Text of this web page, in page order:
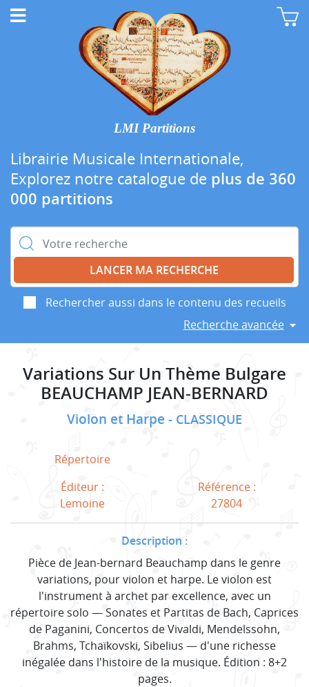
LMI Partitions
Librairie Musicale Internationale,
Explorez notre catalogue de plus de 360
000 partitions
Rechercher :
Rechercher aussi dans le contenu des recueils
Recherche avancée
Variations Sur Un Thème Bulgare
BEAUCHAMP JEAN-BERNARD
Violon et Harpe CLASSIQUE
Répertoire
Éditeur :
Lemoine
Référence :
27804
Description :
Pièce de Jean-bernard Beauchamp dans le genre
variations, pour violon et harpe. Le violon est
l'instrument à archet par excellence, avec un
répertoire solo — Sonates et Partitas de Bach, Caprices
de Paganini, Concertos de Vivaldi, Mendelssohn,
Brahms, Tchaïkovski, Sibelius — d'une richesse
inégalée dans l'histoire de la musique. Édition : 8+2
pages.